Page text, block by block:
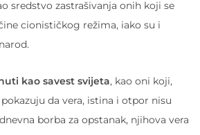
sredstvo zastrašivanja onih koji se
cionističkog režima, iako su i
kao savest svijeta, kao oni koji,
da vera, istina i otpor nisu
borba za opstanak, njihova vera